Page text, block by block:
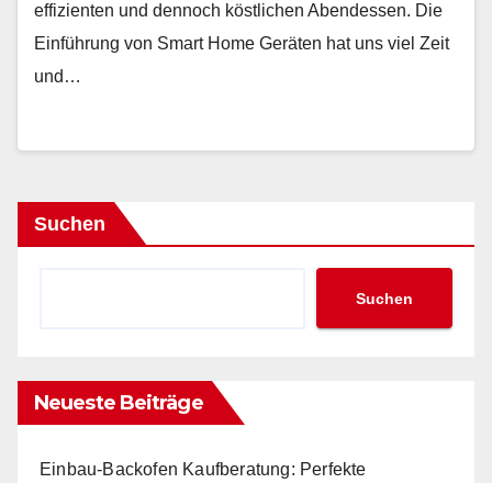
effizienten und dennoch köstlichen Abendessen. Die
Einführung von Smart Home Geräten hat uns viel Zeit
und…
Suchen
Suchen
Neueste Beiträge
Einbau-Backofen Kaufberatung: Perfekte